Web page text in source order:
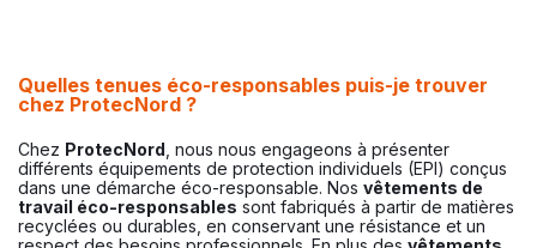
Quelles tenues éco-responsables puis-je trouver
chez ProtecNord ?
Chez ProtecNord , nous nous engageons à présenter
différents équipements de protection individuels (EPI) conçus
dans une démarche éco-responsable. Nos vêtements de
travail éco-responsables sont fabriqués à partir de matières
recyclées ou durables, en conservant une résistance et un